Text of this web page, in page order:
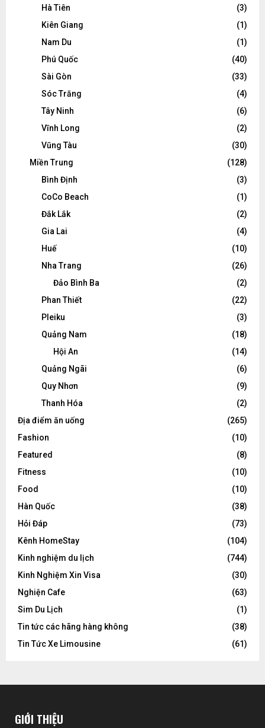
Hà Tiên
(3)
Kiên Giang
(1)
Nam Du
(1)
Phú Quốc
(40)
Sài Gòn
(33)
Sóc Trăng
(4)
Tây Ninh
(6)
Vĩnh Long
(2)
Vũng Tàu
(30)
Miền Trung
(128)
Bình Định
(3)
CoCo Beach
(1)
Đắk Lắk
(2)
Gia Lai
(4)
Huế
(10)
Nha Trang
(26)
Đảo Bình Ba
(2)
Phan Thiết
(22)
Pleiku
(3)
Quảng Nam
(18)
Hội An
(14)
Quảng Ngãi
(6)
Quy Nhơn
(9)
Thanh Hóa
(2)
Địa điểm ăn uống
(265)
Fashion
(10)
Featured
(8)
Fitness
(10)
Food
(10)
Hàn Quốc
(38)
Hỏi Đáp
(73)
Kênh HomeStay
(104)
Kinh nghiệm du lịch
(744)
Kinh Nghiệm Xin Visa
(30)
Nghiện Cafe
(63)
Sim Du Lịch
(1)
Tin tức các hãng hàng không
(38)
Tin Tức Xe Limousine
(61)
GIỚI THIỆU